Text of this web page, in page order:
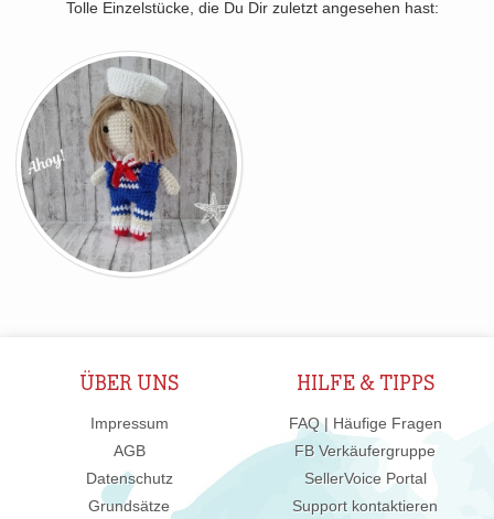
Tolle Einzelstücke, die Du Dir zuletzt angesehen hast:
ÜBER UNS
Impressum
AGB
Datenschutz
Grundsätze
HILFE & TIPPS
FAQ | Häufige Fragen
FB Verkäufergruppe
SellerVoice Portal
Support kontaktieren